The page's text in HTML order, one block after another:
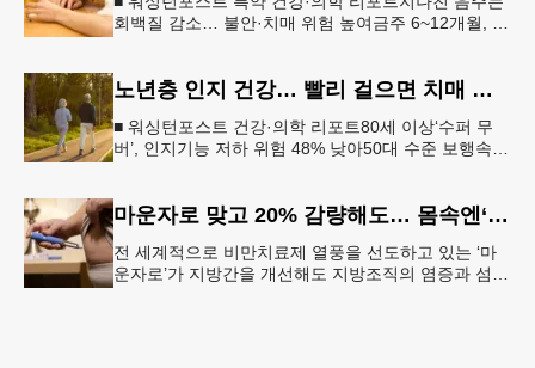
회백질 감소… 불안·치매 위험 높여금주 6~12개월, 기
노년층 인지 건강… 빨리 걸으면 치매 위험 낮아진다
■ 워싱턴포스트 건강·의학 리포트80세 이상‘수퍼 무
버’, 인지기능 저하 위험 48% 낮아50대 수준 보행속도
마운자로 맞고 20% 감량해도… 몸속엔‘비만 흔적’남았다
전 세계적으로 비만치료제 열풍을 선도하고 있는 ‘마
운자로’가 지방간을 개선해도 지방조직의 염증과 섬유